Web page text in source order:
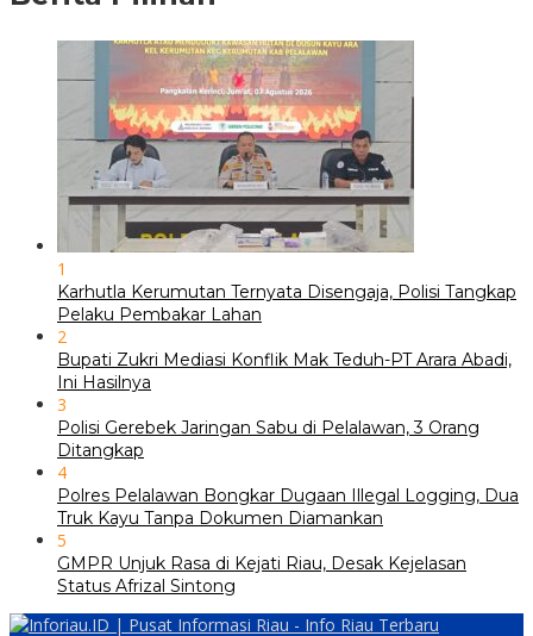
1
Karhutla Kerumutan Ternyata Disengaja, Polisi Tangkap
Pelaku Pembakar Lahan
2
Bupati Zukri Mediasi Konflik Mak Teduh-PT Arara Abadi,
Ini Hasilnya
3
Polisi Gerebek Jaringan Sabu di Pelalawan, 3 Orang
Ditangkap
4
Polres Pelalawan Bongkar Dugaan Illegal Logging, Dua
Truk Kayu Tanpa Dokumen Diamankan
5
GMPR Unjuk Rasa di Kejati Riau, Desak Kejelasan
Status Afrizal Sintong